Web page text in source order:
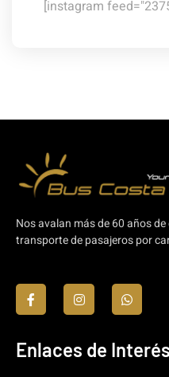
[instagram
Nos avalan más de 60 años
transporte de pasajeros por
Enlaces de Interés